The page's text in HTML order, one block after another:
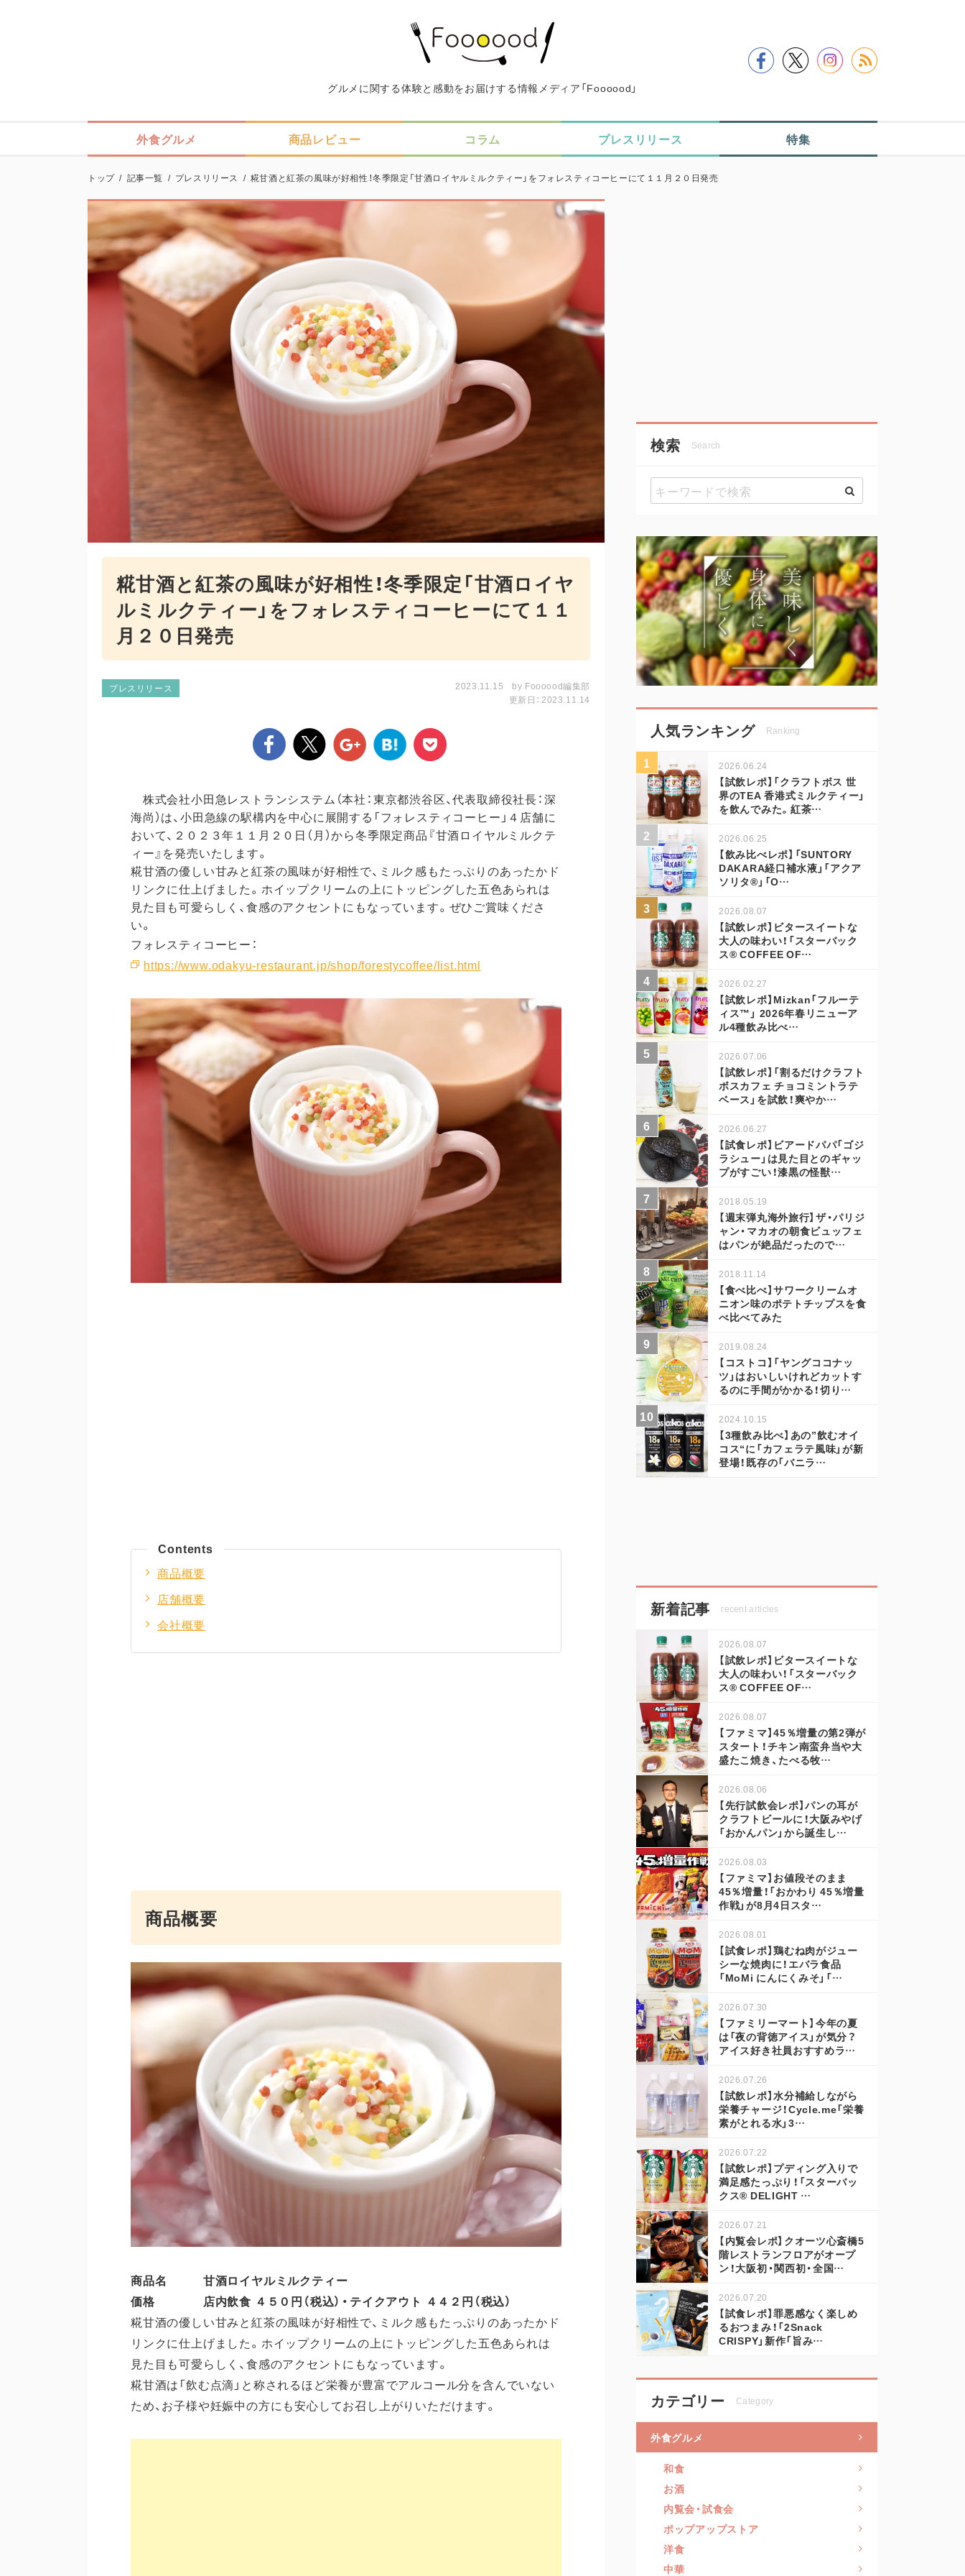
グルメに関する体験と感動をお届けする情報メディア「Foooood」
外食グルメ 商品レビュー コラム プレスリリース 特集
トップ / 記事一覧 / プレスリリース / 糀甘酒と紅茶の風味が好相性！冬季限定「甘酒ロイヤルミルクティー」をフォレスティコーヒーにて１１月２０日発売
糀甘酒と紅茶の風味が好相性！冬季限定「甘酒ロイヤ
ルミルクティー」をフォレスティコーヒーにて１１
月２０日発売
プレスリリース 2023.11.15 by Foooood編集部
更新日：2023.11.14
株式会社小田急レストランシステム（本社：東京都渋谷区、代表取締役社長：深
海尚）は、小田急線の駅構内を中心に展開する「フォレスティコーヒー」４店舗に
おいて、２０２３年１１月２０日（月）から冬季限定商品『甘酒ロイヤルミルクテ
ィー』を発売いたします。
糀甘酒の優しい甘みと紅茶の風味が好相性で、ミルク感もたっぷりのあったかド
リンクに仕上げました。ホイップクリームの上にトッピングした五色あられは
見た目も可愛らしく、食感のアクセントにもなっています。ぜひご賞味くださ
い。
フォレスティコーヒー：
https://www.odakyu-restaurant.jp/shop/forestycoffee/list.html
Contents
商品概要
店舗概要
会社概要
商品概要
商品名 甘酒ロイヤルミルクティー
価格 店内飲食 ４５０円（税込）・テイクアウト ４４２円（税込）
糀甘酒の優しい甘みと紅茶の風味が好相性で、ミルク感もたっぷりのあったかド
リンクに仕上げました。ホイップクリームの上にトッピングした五色あられは
見た目も可愛らしく、食感のアクセントにもなっています。
糀甘酒は「飲む点滴」と称されるほど栄養が豊富でアルコール分を含んでいない
ため、お子様や妊娠中の方にも安心してお召し上がりいただけます。
検索 Search
人気ランキング Ranking
2026.06.24
【試飲レポ】「クラフトボス 世
界のTEA 香港式ミルクティー」
を飲んでみた。紅茶…
2026.06.25
【飲み比べレポ】「SUNTORY
DAKARA経口補水液」「アクア
ソリタ®」「O…
2026.08.07
【試飲レポ】ビタースイートな
大人の味わい！「スターバック
ス® COFFEE OF…
2026.02.27
【試飲レポ】Mizkan「フルーテ
ィス™」 2026年春リニューア
ル4種飲み比べ…
2026.07.06
【試飲レポ】「割るだけクラフト
ボスカフェ チョコミントラテ
ベース」を試飲！爽やか…
2026.06.27
【試食レポ】ビアードパパ「ゴジ
ラシュー」は見た目とのギャッ
プがすごい！漆黒の怪獣…
2018.05.19
【週末弾丸海外旅行】ザ・パリジ
ャン・マカオの朝食ビュッフェ
はパンが絶品だったので…
2018.11.14
【食べ比べ】サワークリームオ
ニオン味のポテトチップスを食
べ比べてみた
2019.08.24
【コストコ】「ヤングココナッ
ツ」はおいしいけれどカットす
るのに手間がかかる！切り…
2024.10.15
【3種飲み比べ】あの”飲むオイ
コス“に「カフェラテ風味」が新
登場！既存の「バニラ…
新着記事 recent articles
2026.08.07
【試飲レポ】ビタースイートな
大人の味わい！「スターバック
ス® COFFEE OF…
2026.08.07
【ファミマ】45％増量の第2弾が
スタート！チキン南蛮弁当や大
盛たこ焼き、たべる牧…
2026.08.06
【先行試飲会レポ】パンの耳が
クラフトビールに！大阪みやげ
「おかんパン」から誕生し…
2026.08.03
【ファミマ】お値段そのまま
45％増量！「おかわり 45％増量
作戦」が8月4日スタ…
2026.08.01
【試食レポ】鶏むね肉がジュー
シーな焼肉に！エバラ食品
「MoMi にんにくみそ」「…
2026.07.30
【ファミリーマート】今年の夏
は「夜の背徳アイス」が気分？
アイス好き社員おすすめラ…
2026.07.26
【試飲レポ】水分補給しながら
栄養チャージ！Cycle.me「栄養
素がとれる水」3…
2026.07.22
【試飲レポ】プディング入りで
満足感たっぷり！「スターバッ
クス® DELIGHT …
2026.07.21
【内覧会レポ】クオーツ心斎橋5
階レストランフロアがオープ
ン！大阪初・関西初・全国…
2026.07.20
【試食レポ】罪悪感なく楽しめ
るおつまみ！「2Snack
CRISPY」新作「旨み…
カテゴリー Category
外食グルメ
和食
お酒
内覧会・試食会
ポップアップストア
洋食
中華